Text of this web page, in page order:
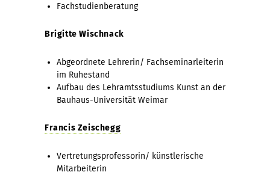
Fachstudienberatung
Brigitte Wischnack
Abgeordnete Lehrerin/ Fachseminarleiterin
im Ruhestand
Aufbau des Lehramtsstudiums Kunst an der
Bauhaus-Universität Weimar
Francis Zeischegg
Vertretungsprofessorin/ künstlerische
Mitarbeiterin